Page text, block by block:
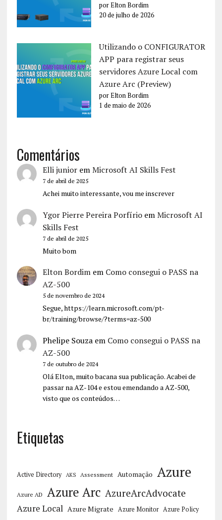
por Elton Bordim
20 de julho de 2026
Utilizando o CONFIGURATOR
APP para registrar seus
servidores Azure Local com
Azure Arc (Preview)
por Elton Bordim
1 de maio de 2026
Comentários
Elli junioremMicrosoft AI Skills Fest
7 de abril de 2025
Achei muito interessante, vou me inscrever
Ygor Pierre Pereira PorfírioemMicrosoft AI
Skills Fest
7 de abril de 2025
Muito bom
Elton Bordimem Como consegui o PASS na
AZ-500
5 de novembro de 2024
Segue, https://learn.microsoft.com/pt-
br/training/browse/?terms=az-500
Phelipe Souzaem Como consegui o PASS na
AZ-500
7 de outubro de 2024
Olá Elton, muito bacana sua publicação. Acabei de
passar na AZ-104 e estou emendando a AZ-500,
visto que os conteúdos…
Etiquetas
Active Directory AKS Assessment Automação Azure
Azure AD Azure Arc AzureArcAdvocate
Azure Local Azure Migrate Azure Monitor Azure Policy